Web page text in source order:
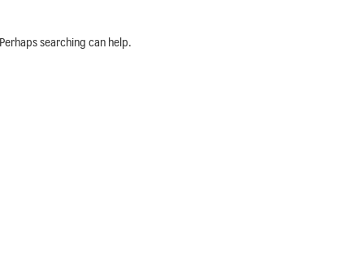
searching can help.